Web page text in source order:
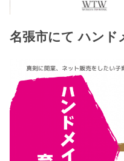
名張市にて ハンド